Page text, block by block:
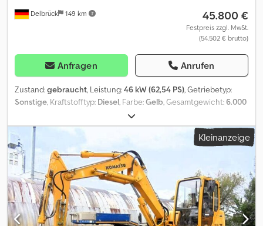
Delbrück 149 km 45.800 €
Festpreis zzgl. MwSt.
(54.502 € brutto)
Anfragen Anrufen
Zustand:gebraucht, Leistung:46 kW (62,54 PS), Getriebetyp:
Sonstige , Kraftstofftyp: Diesel , Farbe:Gelb , Gesamtgewicht:6.000
, Betriebsgewicht:
Ladegewicht:1.150 kg, Reifengröße:405 / 70 R 18, Achsen-
Konfiguration:
, Anzahl der Sitzplätze:
, Erstzulassung:
04/2022
, Emissionsklasse:Euro5, Federung:
Betriebsstunden:
449 h, Laderaumvolumen:
Laderaumlänge:5.495 mm, Laderaumbreite: 1.800 mm,
Laderaumhöhe:2.485 mm , Vorderreifengröße: 405 / 70 R 18,
Hinterreifengröße: 405 / 70 R 18, Fahrerkabine:Sonstige,
Radstand:2.260 mm, Ausstattung:Palettengabeln, Standard-
Kleinanzeige